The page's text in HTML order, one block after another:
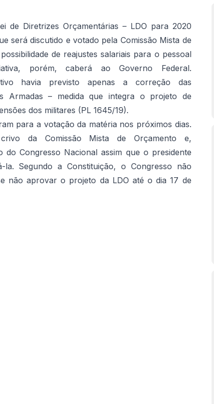
de Diretrizes Orçamentárias – LDO para 2020
será discutido e votado pela Comissão Mista de
de reajustes salariais para o pessoal
porém, caberá ao Governo Federal.
havia previsto apenas a correção das
Armadas – medida que integra o projeto de
dos militares (PL 1645/19).
para a votação da matéria nos próximos dias.
da Comissão Mista de Orçamento e,
do Congresso Nacional assim que o presidente
la. Segundo a Constituição, o Congresso não
não aprovar o projeto da LDO até o dia 17 de